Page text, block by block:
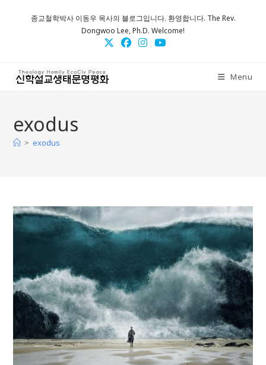
종교철학박사 이동우 목사의 블로그입니다. 환영합니다. The Rev.
Dongwoo Lee, Ph.D. Welcome!
Menu
exodus
> exodus